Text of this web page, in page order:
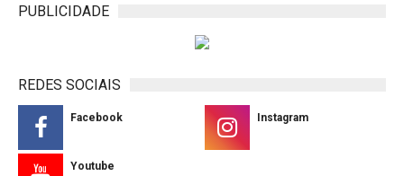
PUBLICIDADE
REDES SOCIAIS
Facebook Instagram
Youtube